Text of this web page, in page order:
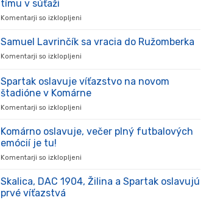
tímu v súťaži
Komentarji so izklopljeni
prišiel,
stal
sa
súťaži
Samuel Lavrinčík sa vracia do Ružomberka
Komentarji so izklopljeni
Lavrinčík
vracia
Spartak oslavuje víťazstvo na novom
štadióne v Komárne
Komentarji so izklopljeni
oslavuje
v
Komárno oslavuje, večer plný futbalových
emócií je tu!
Komentarji so izklopljeni
oslavuje,
Skalica, DAC 1904, Žilina a Spartak oslavujú
prvé víťazstvá